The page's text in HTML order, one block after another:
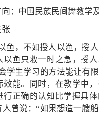
：中国民族民间舞教学
张
，不如授人以渔，授人
以鱼只救一时之急，授
学生学习的方法能让有
效能。同时，在教学中
行正确的认知比掌握具
曾说：“如果想造一艘